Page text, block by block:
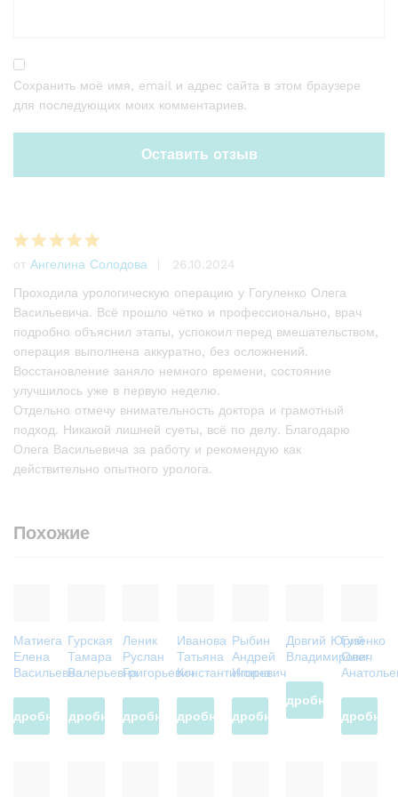
Сохранить моё имя, email и адрес сайта в этом браузере
для последующих моих комментариев.
Оценка 5
из 5
от Ангелина Солодова
26.10.2024
Проходила урологическую операцию у Гогуленко Олега
Васильевича. Всё прошло чётко и профессионально, врач
подробно объяснил этапы, успокоил перед вмешательством,
операция выполнена аккуратно, без осложнений.
Восстановление заняло немного времени, состояние
улучшилось уже в первую неделю.
Отдельно отмечу внимательность доктора и грамотный
подход. Никакой лишней суеты, всё по делу. Благодарю
Олега Васильевича за работу и рекомендую как
действительно опытного уролога.
Похожие
Матиега
Елена
Васильевна
Гурская
Тамара
Валерьевна
Подробнее
Леник
Руслан
Григорьевич
Подробнее
Иванова
Татьяна
Константиновна
Подробнее
Рыбин
Андрей
Игоревич
Подробнее
Довгий Юрий
Владимирович
Подробнее
Гузенко
Олег
Подробнее